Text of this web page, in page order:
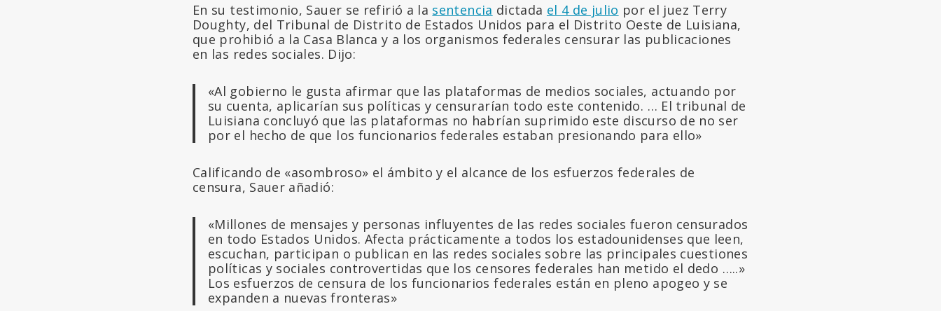
En su testimonio, Sauer se refirió a la sentencia dictada el 4 de julio por el juez Terry
Doughty, del Tribunal de Distrito de Estados Unidos para el Distrito Oeste de Luisiana,
que prohibió a la Casa Blanca y a los organismos federales censurar las publicaciones
en las redes sociales. Dijo:
«Al gobierno le gusta afirmar que las plataformas de medios sociales, actuando por
su cuenta, aplicarían sus políticas y censurarían todo este contenido. … El tribunal de
Luisiana concluyó que las plataformas no habrían suprimido este discurso de no ser
por el hecho de que los funcionarios federales estaban presionando para ello»
Calificando de «asombroso» el ámbito y el alcance de los esfuerzos federales de
censura, Sauer añadió:
«Millones de mensajes y personas influyentes de las redes sociales fueron censurados
en todo Estados Unidos. Afecta prácticamente a todos los estadounidenses que leen,
escuchan, participan o publican en las redes sociales sobre las principales cuestiones
políticas y sociales controvertidas que los censores federales han metido el dedo …..»
Los esfuerzos de censura de los funcionarios federales están en pleno apogeo y se
expanden a nuevas fronteras»